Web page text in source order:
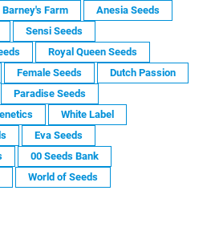
Barney's Farm
Anesia Seeds
Sensi Seeds
Royal Queen Seeds
Female Seeds
Dutch Passion
Paradise Seeds
White Label
Eva Seeds
00 Seeds Bank
World of Seeds